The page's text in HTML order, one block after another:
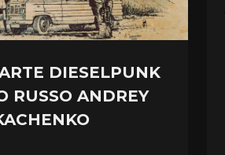
DIESELPUNK
RUSSO ANDREY